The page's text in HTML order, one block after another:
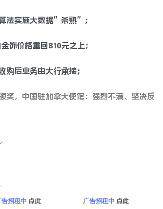
法实施大数据”杀熟”；
饰价格重回810元之上；
后业务由大行承接；
奖，中国驻加拿大使馆：强烈不满、坚决反
其妻子算账；
活动，抗议活动逐渐升级为暴力冲突，示威者
告招租中 点此 广告招租中 点此